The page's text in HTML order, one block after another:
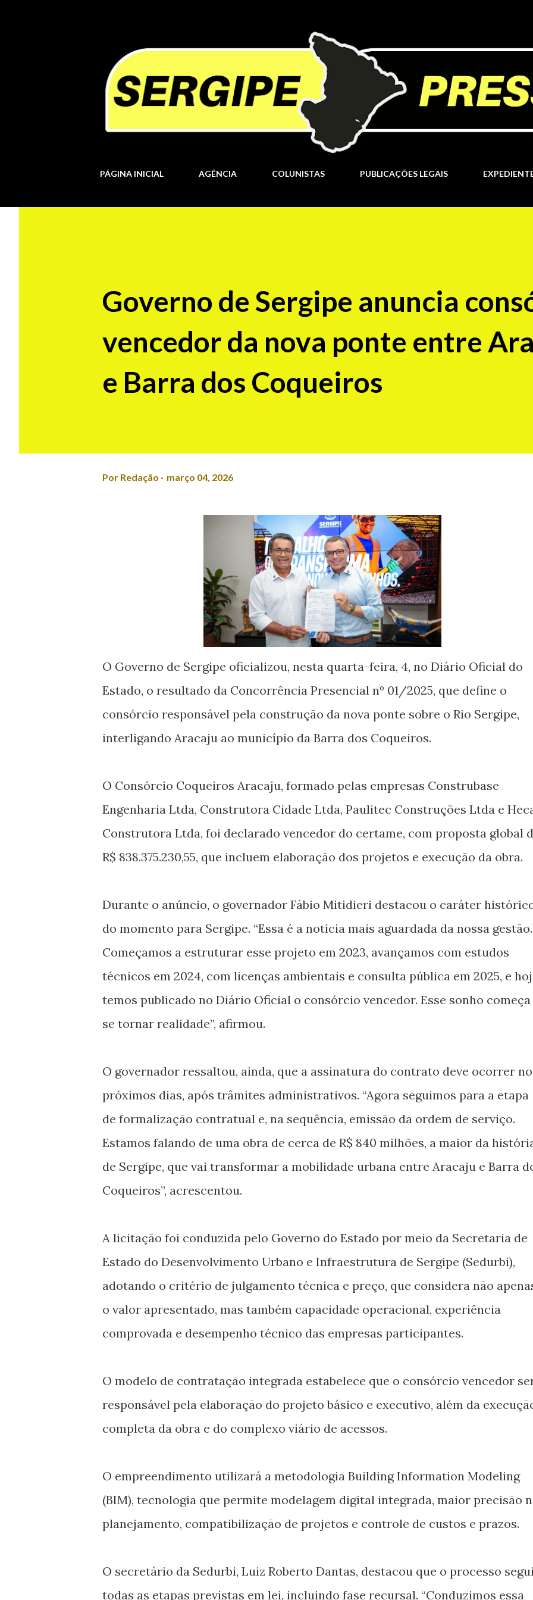
PÁGINA INICIAL AGÊNCIA COLUNISTAS PUBLICAÇÕES LEGAIS
Governo de Sergipe anuncia
vencedor da nova ponte entre
e Barra dos Coqueiros
Por Redação março 04, 2026
O Governo de Sergipe oficializou, nesta quarta-feira, 4, no Diário Oficial do
Estado, o resultado da Concorrência Presencial nº 01/2025, que define o
consórcio responsável pela construção da nova ponte sobre o Rio Sergipe,
interligando Aracaju ao município da Barra dos Coqueiros.
O Consórcio Coqueiros Aracaju, formado pelas empresas Construbase
Engenharia Ltda, Construtora Cidade Ltda, Paulitec Construções Ltda e
Construtora Ltda, foi declarado vencedor do certame, com proposta global
R$ 838.375.230,55, que incluem elaboração dos projetos e execução da obra.
Durante o anúncio, o governador Fábio Mitidieri destacou o caráter
do momento para Sergipe. “Essa é a notícia mais aguardada da nossa gestão.
Começamos a estruturar esse projeto em 2023, avançamos com estudos
técnicos em 2024, com licenças ambientais e consulta pública em 2025, e
temos publicado no Diário Oficial o consórcio vencedor. Esse sonho começa
se tornar realidade”, afirmou.
O governador ressaltou, ainda, que a assinatura do contrato deve ocorrer
próximos dias, após trâmites administrativos. “Agora seguimos para a etapa
de formalização contratual e, na sequência, emissão da ordem de serviço.
Estamos falando de uma obra de cerca de R$ 840 milhões, a maior da
de Sergipe, que vai transformar a mobilidade urbana entre Aracaju e Barra
Coqueiros”, acrescentou.
A licitação foi conduzida pelo Governo do Estado por meio da Secretaria de
Estado do Desenvolvimento Urbano e Infraestrutura de Sergipe (Sedurbi),
adotando o critério de julgamento técnica e preço, que considera não
o valor apresentado, mas também capacidade operacional, experiência
comprovada e desempenho técnico das empresas participantes.
O modelo de contratação integrada estabelece que o consórcio vencedor
responsável pela elaboração do projeto básico e executivo, além da
completa da obra e do complexo viário de acessos.
O empreendimento utilizará a metodologia Building Information Modeling
(BIM), tecnologia que permite modelagem digital integrada, maior precisão
planejamento, compatibilização de projetos e controle de custos e prazos.
O secretário da Sedurbi, Luiz Roberto Dantas, destacou que o processo
todas as etapas previstas em lei, incluindo fase recursal. “Conduzimos essa